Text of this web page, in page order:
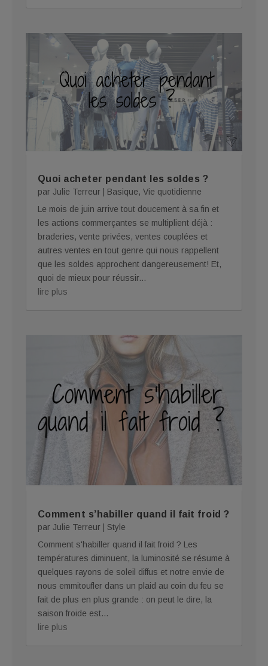
Quoi acheter pendant les soldes ?
par Julie Terreur Basique, Vie quotidienne
Le mois de juin arrive tout doucement à sa fin et
les actions commerçantes se multiplient déjà :
braderies, vente privées, ventes couplées et
autres ventes en tout genre qui nous rappellent
que les soldes approchent dangereusement! Et,
quoi de mieux pour réussir...
lire plus
Comment s’habiller quand il fait froid ?
par Julie Terreur
Style
Comment s'habiller quand il fait froid ? Les
températures diminuent, la luminosité se résume à
quelques rayons de soleil diffus et notre envie de
nous emmitoufler dans un plaid au coin du feu se
fait de plus en plus grande : on peut le dire, la
saison froide est...
lire plus